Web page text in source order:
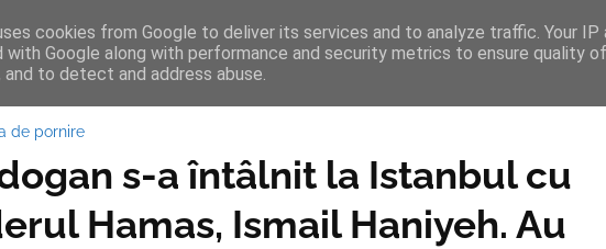
HOME FEATURES BLOGGER TIPOGRAPHY
de pornire
s-a întâlnit la Istanbul cu
Hamas, Ismail Haniyeh. Au
cookies from Google to deliver its services and to analyze traffic. Your IP
with Google along with performance and security metrics to ensure quality
to detect and address abuse.